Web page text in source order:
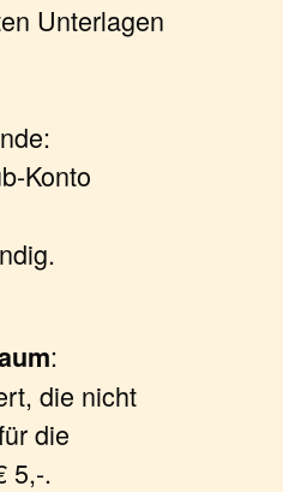
Unterlagen
Konto
:
die nicht
die
5,-.